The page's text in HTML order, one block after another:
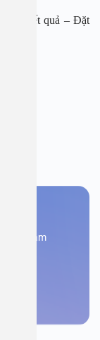
cứu kết quả – Đặt
và khám